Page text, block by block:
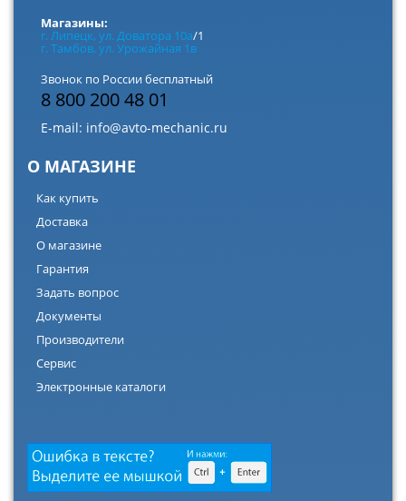
Магазины:
г. Липецк, ул. Доватора 10а/1
г. Тамбов, ул. Урожайная 1в
Звонок по России бесплатный
8 800 200 48 01
E-mail: info@avto-mechanic.ru
О МАГАЗИНЕ
Как купить
Доставка
О магазине
Гарантия
Задать вопрос
Документы
Производители
Сервис
Электронные каталоги